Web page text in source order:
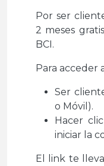
Por ser
2 meses
BCI.
Para acceder
Ser
o Móvil).
Hacer
iniciar la
El link te